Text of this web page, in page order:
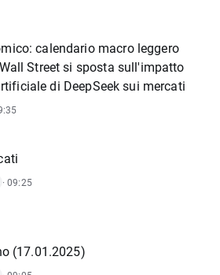
calendario macro leggero
Street si sposta sull'impatto
di DeepSeek sui mercati
Prime
· 09:25
(17.01.2025)